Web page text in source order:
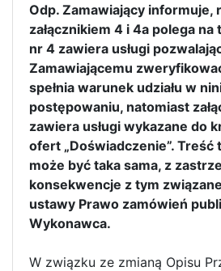
Odp. Zamawiający informuje,
załącznikiem 4 i 4a polega na
nr 4 zawiera usługi
Zamawiającemu
spełnia warunek udziału w
postępowaniu, natomiast
zawiera usługi wykazane do
ofert „Doświadczenie”. Treść
może być taka sama, z
konsekwencje z tym
ustawy Prawo zamówień
Wykonawca.
W związku ze zmianą Opisu